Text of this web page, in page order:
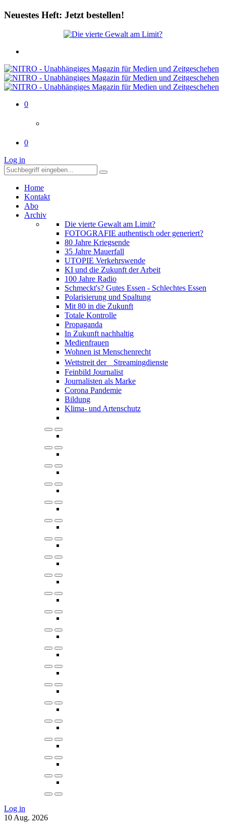
Neuestes Heft: Jetzt bestellen!
0
0
Log in
Home
Kontakt
Abo
Archiv
Die vierte Gewalt am Limit?
FOTOGRAFIE authentisch oder generiert?
80 Jahre Kriegsende
35 Jahre Mauerfall
UTOPIE Verkehrswende
KI und die Zukunft der Arbeit
100 Jahre Radio
Schmeckt's? Gutes Essen - Schlechtes Essen
Polarisierung und Spaltung
Mit 80 in die Zukunft
Totale Kontrolle
Propaganda
In Zukunft nachhaltig
Medienfrauen
Wohnen ist Menschenrecht
Wettstreit der Streamingdienste
Feinbild Journalist
Journalisten als Marke
Corona Pandemie
Bildung
Klima- und Artenschutz
Log in
10 Aug. 2026